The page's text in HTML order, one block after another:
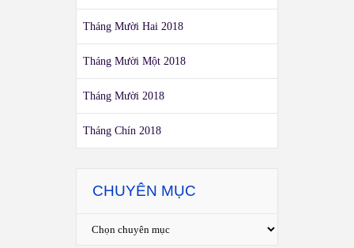
Tháng Mười Hai 2018
Tháng Mười Một 2018
Tháng Mười 2018
Tháng Chín 2018
CHUYÊN MỤC